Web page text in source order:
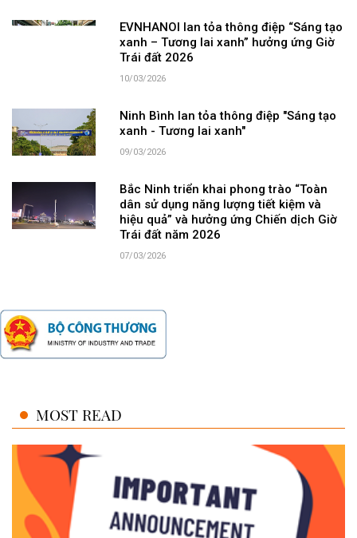
EVNHANOI lan tỏa thông điệp “Sáng tạo
xanh – Tương lai xanh” hưởng ứng Giờ
Trái đất 2026
10/03/2026
Ninh Bình lan tỏa thông điệp "Sáng tạo
xanh - Tương lai xanh"
09/03/2026
Bắc Ninh triển khai phong trào “Toàn
dân sử dụng năng lượng tiết kiệm và
hiệu quả” và hưởng ứng Chiến dịch Giờ
Trái đất năm 2026
07/03/2026
MOST READ